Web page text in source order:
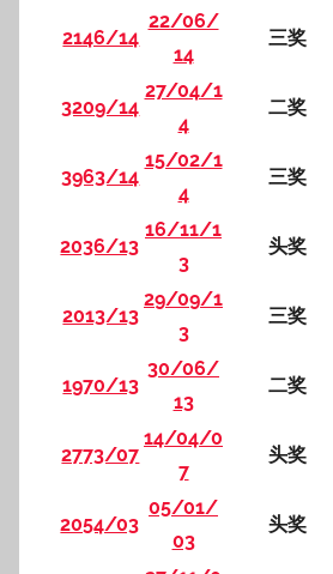
2146/14
22/06/
14
三奖
3209/14
27/04/1
4
二奖
3963/14
15/02/1
4
三奖
2036/13
16/11/1
3
头奖
2013/13
29/09/1
3
三奖
1970/13
30/06/
13
二奖
2773/07
14/04/0
7
头奖
2054/03
05/01/
03
头奖